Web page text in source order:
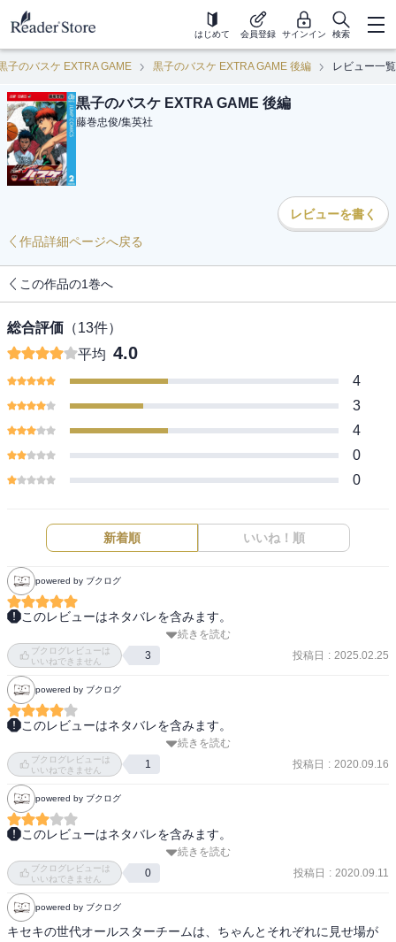
はじめて 会員登録 サインイン 検索
子のバスケ EXTRA GAME 黒子のバスケ EXTRA GAME 後編 レビュー一覧
黒子のバスケ EXTRA GAME 後編
藤巻忠俊/集英社
レビューを書く
作品詳細ページへ戻る
この作品の1巻へ
総合評価 （13件）
平均 4.0
4
3
4
0
0
新着順 いいね！順
powered by ブクログ
このレビューはネタバレを含みます。
ジャバウォックに苦戦する中､もう1人の征ちゃんが覚醒した｡
結果的にヴォーパルソーズが僅差で勝利｡
いい結末で良かった｡
巻末の各校のエピローグも良かった､読んでてほっこりした!
続きを読む
ブクログレビューは
いいねできません
3 投稿日 : 2025.02.25
powered by ブクログ
このレビューはネタバレを含みます。
仲間の想いに黄瀬、青峰がダブルチーム。この2人がえぐい。
緑間の超レンジシュートも炸裂。
赤司はついにもう1人の自分と決別し、最高の自分に。
最後は、黒子から新旧パスの受け手である、青峰、火神によるダブ
ルダンクは中華の花山椒のように体に電流を流す。
続きを読む
ブクログレビューは
いいねできません
1 投稿日 : 2020.09.16
powered by ブクログ
このレビューはネタバレを含みます。
黒子のバスケ最終巻のその後。
アメリカからやってきたストリートバスケチームと奇跡の世代のド
リームチームが戦います。
悪者を倒すストーリーは読んですっきりしますね。
続きを読む
ブクログレビューは
いいねできません
0 投稿日 : 2020.09.11
powered by ブクログ
キセキの世代オールスターチームは、ちゃんとそれぞれに見せ場が